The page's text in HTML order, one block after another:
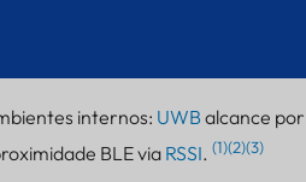
internos: UWB alcance por
BLE via RSSI. (1)(2)(3)